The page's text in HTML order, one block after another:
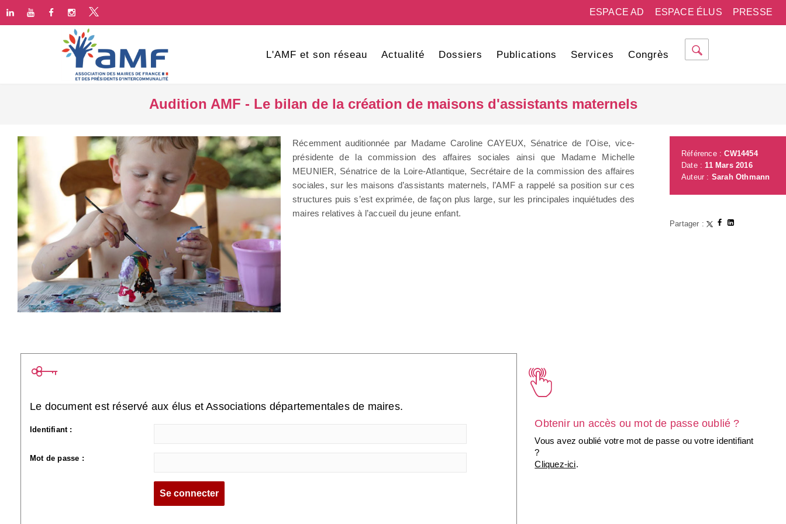
PRESSE
ESPACE ÉLUS
ESPACE AD
L'AMF et son réseau Actualité Dossiers Publications Services Congrès
Audition AMF - Le bilan de la création de maisons d'assistants maternels
Récemment auditionnée par Madame Caroline CAYEUX, Sénatrice de l'Oise, vice-
présidente de la commission des affaires sociales ainsi que Madame Michelle
MEUNIER, Sénatrice de la Loire-Atlantique, Secrétaire de la commission des affaires
sociales, sur les maisons d’assistants maternels, l’AMF a rappelé sa position sur ces
structures puis s’est exprimée, de façon plus large, sur les principales inquiétudes des
maires relatives à l’accueil du jeune enfant.
Référence :CW14454
Date :11 Mars 2016
Auteur : Sarah Othmann
Partager :
Le document est réservé aux élus et Associations départementales de maires.
Identifiant :
Mot de passe :
Obtenir un accès ou mot de passe oublié ?
Vous avez oublié votre mot de passe ou votre identifiant
?
Cliquez-ici.